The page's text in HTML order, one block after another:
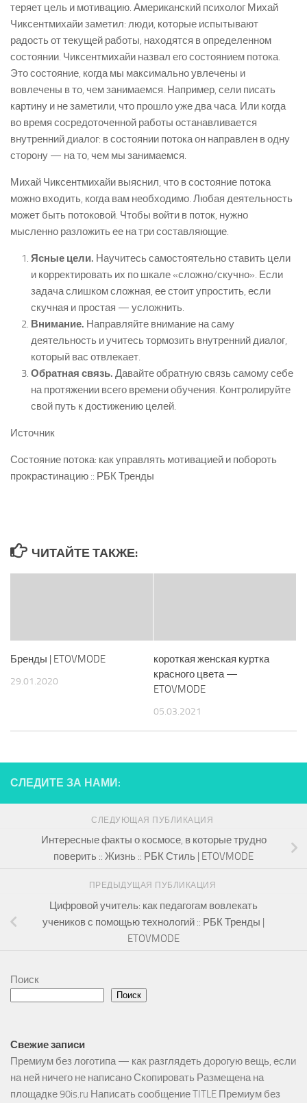
теряет цель и мотивацию. Американский психолог Михай
Чиксентмихайи заметил: люди, которые испытывают
радость от текущей работы, находятся в определенном
состоянии. Чиксентмихайи назвал его состоянием потока.
Это состояние, когда мы максимально увлечены и
вовлечены в то, чем занимаемся. Например, сели писать
картину и не заметили, что прошло уже два часа. Или когда
во время сосредоточенной работы останавливается
внутренний диалог: в состоянии потока он направлен в одну
сторону — на то, чем мы занимаемся.
Михай Чиксентмихайи выяснил, что в состояние потока
можно входить, когда вам необходимо. Любая деятельность
может быть потоковой. Чтобы войти в поток, нужно
мысленно разложить ее на три составляющие.
Ясные цели. Научитесь самостоятельно ставить цели
и корректировать их по шкале «сложно/скучно». Если
задача слишком сложная, ее стоит упростить, если
скучная и простая — усложнить.
Внимание. Направляйте внимание на саму
деятельность и учитесь тормозить внутренний диалог,
который вас отвлекает.
Обратная связь. Давайте обратную связь самому себе
на протяжении всего времени обучения. Контролируйте
свой путь к достижению целей.
Источник
Состояние потока: как управлять мотивацией и побороть
прокрастинацию :: РБК Тренды
ЧИТАЙТЕ ТАКЖЕ:
Бренды | ETOVMODE
29.01.2020
короткая женская куртка
красного цвета —
ETOVMODE
05.03.2021
СЛЕДИТЕ ЗА НАМИ:
СЛЕДУЮЩАЯ ПУБЛИКАЦИЯ
Интересные факты о космосе, в которые трудно
поверить :: Жизнь :: РБК Стиль | ETOVMODE
ПРЕДЫДУЩАЯ ПУБЛИКАЦИЯ
Цифровой учитель: как педагогам вовлекать
учеников с помощью технологий :: РБК Тренды |
ETOVMODE
Поиск
Поиск
Свежие записи
Премиум без логотипа — как разглядеть дорогую вещь, если
на ней ничего не написано Скопировать Размещена на
площадке 90is.ru Написать сообщение TITLE Премиум без